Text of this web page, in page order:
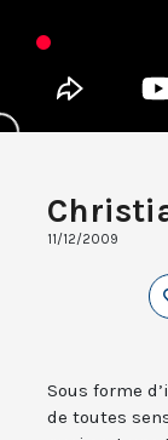
11/12/2009
Sous forme
de toutes